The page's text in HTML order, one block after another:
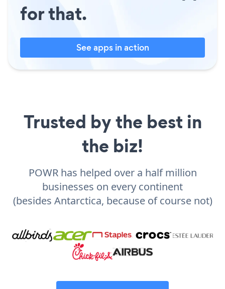
for that.
See apps in action
Trusted by the best in
the biz!
POWR has helped over a half million
businesses on every continent
(besides Antarctica, because of course not)